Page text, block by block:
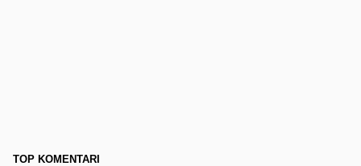
TOP KOMENTARI